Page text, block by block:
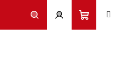
Hledat PřihlášeníNákupní